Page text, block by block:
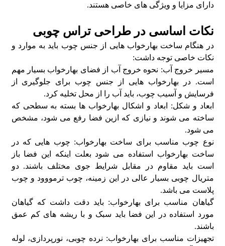
دارای مزایا و ویژگی های خاصی هستند.
نکات اساسی در طراحی تراس چوبی
در هنگام ساخت بهارخواب هایی از جنس چوب باید به موارد و
نکات خاصی توجه داشت:
مسیر خروج آب: نحوه خروج آب از فضای بهارخواب بسیار مهم
است. در بهارخواب هایی از جنس چوب برای جلوگیری از
فرسایش و آسیب چوب، باید آب را از محل تخلیه کرد.
ابعاد و شکل: ابعاد و اشکال بهارخواب ها بسته به سطحی که
ساخته می شوند و نیازی که ازین فضا رفع می شود، مشخص
می شود.
نوع چوب مناسب برای ساخت بهارخواب: چوب هایی که در
ساخت بهارخواب استفاده می شود بعلت اینکه این فضا باز
است باید مقاوم در مقابل شرایط جوی مختلف باشند. دو
متریال چوبی بسیار عالی در این زمینه، چوب ترمووود و چوب
پلاست می باشد.
گیاهان مناسب برای بهارخواب: باید دقت داشت که گیاهان
مورد استفاده در این فضا باید سبک و با ریشه های کم عمق
باشند.
تجهیزات مناسب برای بهارخواب: نرده چوبی، نورپردازی، لوله